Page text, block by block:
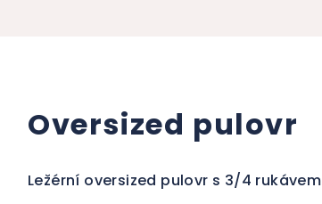
Oversized pulovr
Ležérní oversized pulovr s 3/4 rukávem